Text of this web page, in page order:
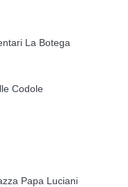
La Botega
Codole
Papa Luciani